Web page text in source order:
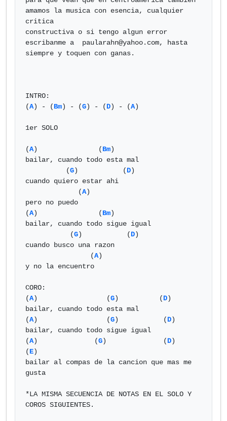
amamos la musica con esencia, cualquier
critica
constructiva o si tengo algun error
escribanme a paularahn@yahoo.com, hasta
siempre y toquen con ganas.
INTRO:
(A) - (Bm) - (G) - (D) - (A)
1er SOLO
(A)               (Bm)
bailar, cuando todo esta mal
          (
G)           (D)
cuando quiero estar ahi
             (
A)
pero no puedo
(A)               (Bm)
bailar, cuando todo sigue igual
           (
G)           (D)
cuando busco una razon
                (
A)
y no la encuentro
CORO:
(A)                 (G)          (D)
bailar, cuando todo esta mal
(A)                 (G)           (D)
bailar, cuando todo sigue igual
(A)              (G)              (D)
(E)
bailar al compas de la cancion que mas me
gusta
*LA MISMA SECUENCIA DE NOTAS EN EL SOLO Y
COROS SIGUIENTES.